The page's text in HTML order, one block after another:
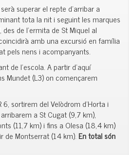
superar el repte d’arribar a
tota la nit i seguint les marques
de l’ermita de St Miquel al
amb una excursió en família
pels nens i acompanyants.
de l’escola. A partir d’aquí
Mundet (L3) on començarem
6, sortirem del Velòdrom d’Horta i
a St Cugat (9,7 km),
(11,7 km) i fins a Olesa (18,4 km)
de Montserrat (14 km). En total són